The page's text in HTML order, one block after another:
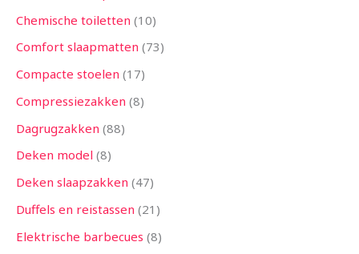
Chemische toiletten 10
Comfort slaapmatten 73
Compacte stoelen 17
Compressiezakken 8
Dagrugzakken 88
Deken model 8
Deken slaapzakken 47
Duffels en reistassen 21
Elektrische barbecues 8